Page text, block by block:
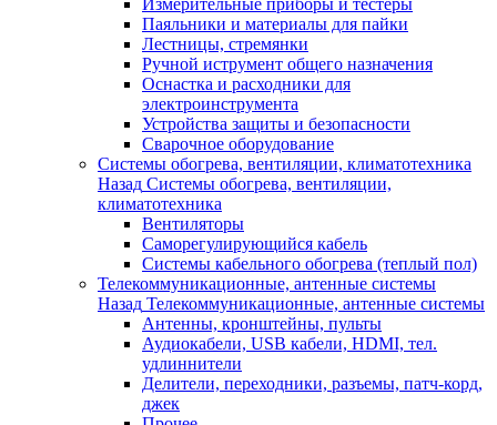
Измерительные приборы и тестеры
Паяльники и материалы для пайки
Лестницы, стремянки
Ручной иструмент общего назначения
Оснастка и расходники для
электроинструмента
Устройства защиты и безопасности
Сварочное оборудование
Системы обогрева, вентиляции, климатотехника
Назад Системы обогрева, вентиляции,
климатотехника
Вентиляторы
Саморегулирующийся кабель
Системы кабельного обогрева (теплый пол)
Телекоммуникационные, антенные системы
Назад Телекоммуникационные, антенные системы
Антенны, кронштейны, пульты
Аудиокабели, USB кабели, HDMI, тел.
удлиннители
Делители, переходники, разъемы, патч-корд,
джек